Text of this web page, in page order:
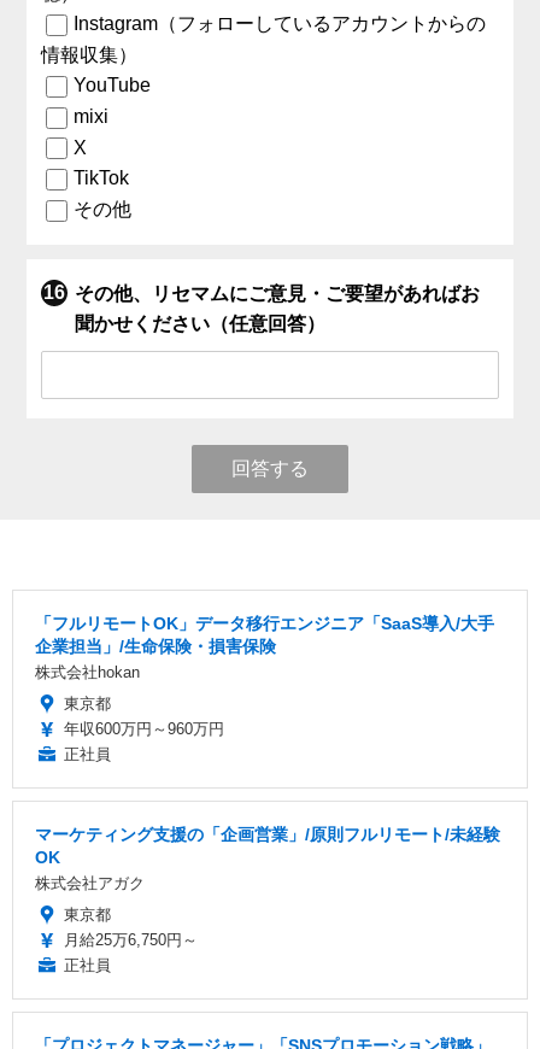
Instagram（フォローしているアカウントからの
情報収集）
YouTube
mixi
X
TikTok
その他
その他、リセマムにご意見・ご要望があればお
聞かせください（任意回答）
回答する
「フルリモートOK」データ移行エンジニア「SaaS導入/大手
企業担当」/生命保険・損害保険
株式会社hokan
東京都
年収600万円～960万円
正社員
マーケティング支援の「企画営業」/原則フルリモート/未経験
OK
株式会社アガク
東京都
月給25万6,750円～
正社員